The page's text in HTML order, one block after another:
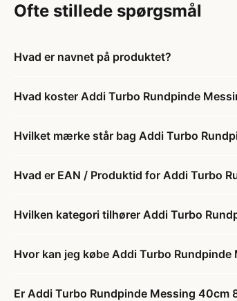
Ofte stillede spørgsmål
Hvad er navnet på produktet?
Hvad koster Addi Turbo Rundpinde
Hvilket mærke står bag Addi Turbo
Hvad er EAN / Produktid for Addi Turbo
Hvilken kategori tilhører Addi Turbo
Hvor kan jeg købe Addi Turbo
Er Addi Turbo Rundpinde Messing 40cm